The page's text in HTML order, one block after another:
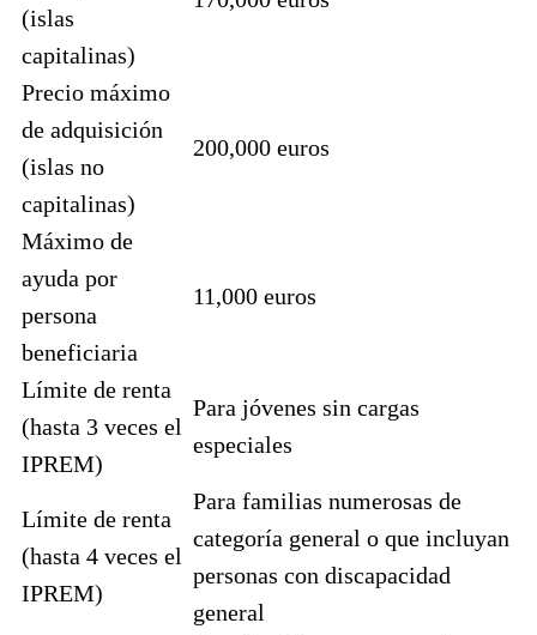
(islas
capitalinas)
Precio máximo
de adquisición
(islas no
capitalinas)
200,000 euros
Máximo de
ayuda por
persona
beneficiaria
11,000 euros
Límite de renta
(hasta 3 veces el
IPREM)
Para jóvenes sin cargas
especiales
Límite de renta
(hasta 4 veces el
IPREM)
Para familias numerosas de
categoría general o que incluyan
personas con discapacidad
general